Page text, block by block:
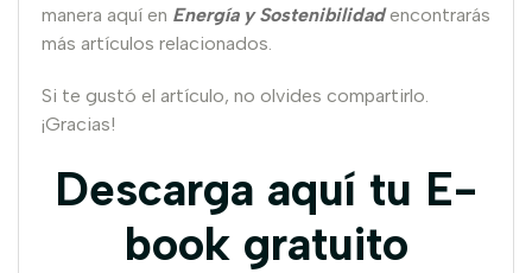
manera aquí en Energía y Sostenibilidadencontrarás
más artículos relacionados.
Si te gustó el artículo, no olvides compartirlo.
¡Gracias!
Descarga aquí tu E-
book gratuito